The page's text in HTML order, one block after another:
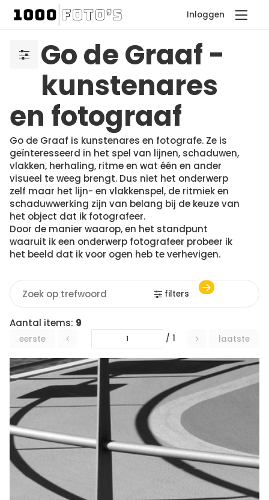
Inloggen
Go de Graaf -
kunstenares
en fotograaf
Go de Graaf is kunstenares en fotografe. Ze is
geïnteresseerd in het spel van lijnen, schaduwen,
vlakken, herhaling, ritme en wat één en ander
visueel te weeg brengt. Dus niet het onderwerp
zelf maar het lijn- en vlakkenspel, de ritmiek en
schaduwwerking zijn van belang bij de keuze van
het object dat ik fotografeer.
Door de manier waarop, en het standpunt
waaruit ik een onderwerp fotografeer probeer ik
het beeld dat ik voor ogen heb te verhevigen.
filters
Aantal items: 9
eerste / 1 laatste